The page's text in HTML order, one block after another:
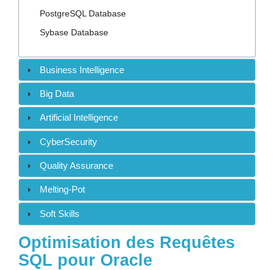
PostgreSQL Database
Sybase Database
Business Intelligence
Big Data
Artificial Intelligence
CyberSecurity
Quality Assurance
Melting-Pot
Soft Skills
Optimisation des Requêtes
SQL pour Oracle